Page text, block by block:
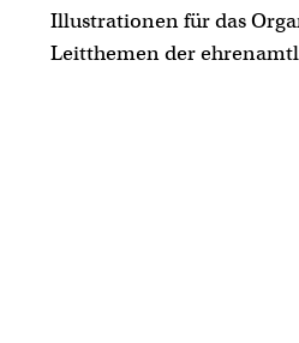
Illustrationen für das
Leitthemen der